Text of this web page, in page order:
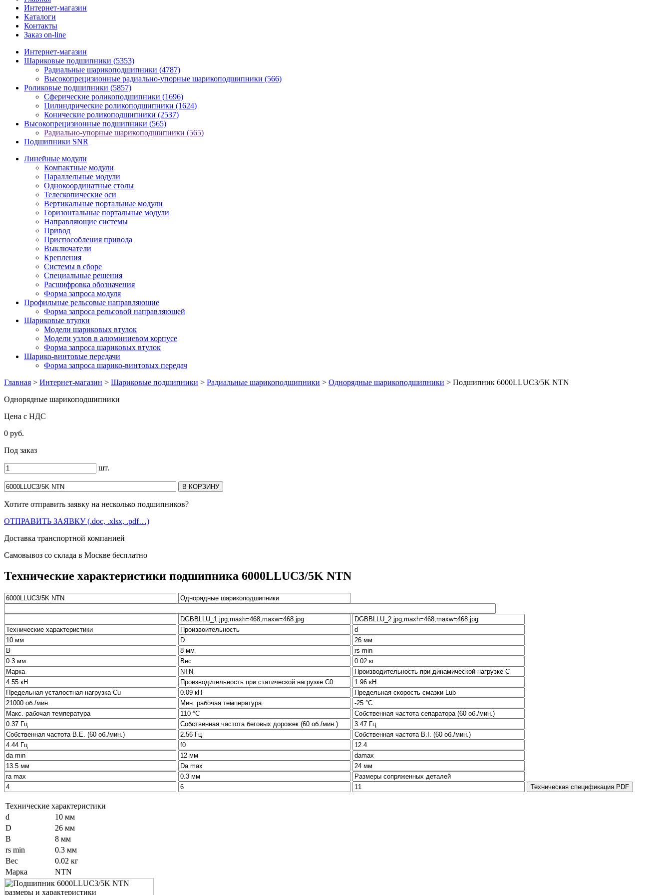
Интернет-магазин
Каталоги
Контакты
Заказ on-line
Интернет-магазин
Шариковые подшипники (5353)
Радиальные шарикоподшипники (4787)
Высокопрецизионные радиально-упорные шарикоподшипники (566)
Роликовые подшипники (5857)
Сферические роликоподшипники (1696)
Цилиндрические роликоподшипники (1624)
Конические роликоподшипники (2537)
Высокопрецизионные подшипники (565)
Радиально-упорные шарикоподшипники (565)
Подшипники SNR
Линейные модули
Компактные модули
Параллельные модули
Однокоординатные столы
Телескопические оси
Вертикальные портальные модули
Горизонтальные портальные модули
Направляющие системы
Привод
Приспособления привода
Выключатели
Крепления
Системы в сборе
Специальные решения
Расшифровка обозначения
Форма запроса модуля
Профильные рельсовые направляющие
Форма запроса рельсовой направляющей
Шариковые втулки
Модели шариковых втулок
Модели узлов в алюминиевом корпусе
Форма запроса шариковых втулок
Шарико-винтовые передачи
Форма запроса шарико-винтовых передач
Главная > Интернет-магазин > Шариковые подшипники > Радиальные шарикоподшипники > Однорядные шарикоподшипники > Подшипник 6000LLUC3/5K NTN
Однорядные шарикоподшипники
Цена с НДС
0 руб.
Под заказ
шт.
Хотите отправить заявку на несколько подшипников?
ОТПРАВИТЬ ЗАЯВКУ (.doc, .xlsx, .pdf…)
Доставка транспортной компанией
Самовывоз со склада в Москве бесплатно
Технические характеристики подшипника 6000LLUC3/5K NTN
Технические характеристики
d
10 мм
D
26 мм
B
8 мм
rs min
0.3 мм
Вес
0.02 кг
Марка
NTN